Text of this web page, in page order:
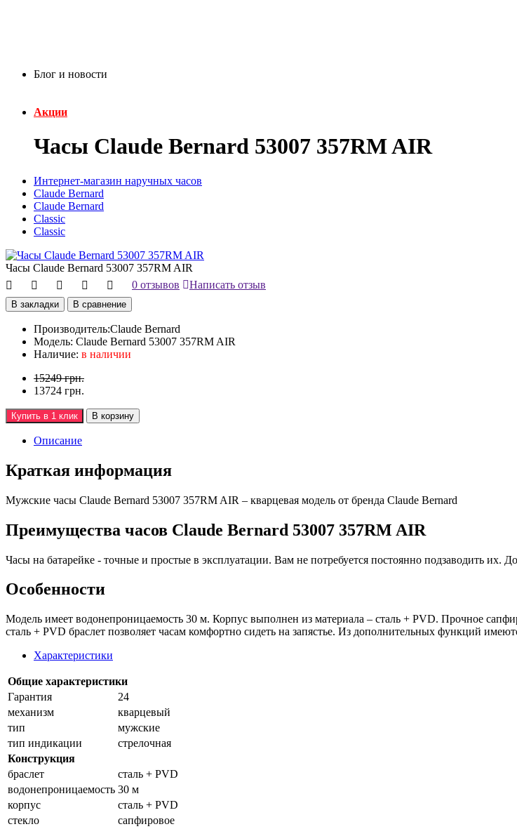
Блог и новости
Акции
Часы Claude Bernard 53007 357RM AIR
Интернет-магазин наручных часов
Claude Bernard
Claude Bernard
Classic
Classic
Часы Claude Bernard 53007 357RM AIR
0 отзывов
Написать отзыв
В закладки В сравнение
Производитель:Claude Bernard
Модель: Claude Bernard 53007 357RM AIR
Наличие: в наличии
15249 грн.
13724 грн.
Купить в 1 клик В корзину
Описание
Краткая информация
Мужские часы Claude Bernard 53007 357RM AIR – кварцевая модель от бренда Claude Bernard
Преимущества часов Claude Bernard 53007 357RM AIR
Часы на батарейке - точные и простые в эксплуатации. Вам не потребуется постоянно подзаводить их.
Особенности
Модель имеет водонепроницаемость 30 м. Корпус выполнен из материала – сталь + PVD. Прочное
сталь + PVD браслет позволяет часам комфортно сидеть на запястье. Из дополнительных функций
Характеристики
Общие характеристики
Гарантия
24
механизм
кварцевый
тип
мужские
тип индикации
стрелочная
Конструкция
браслет
сталь + PVD
водонепроницаемость 30 м
корпус
сталь + PVD
стекло
сапфировое